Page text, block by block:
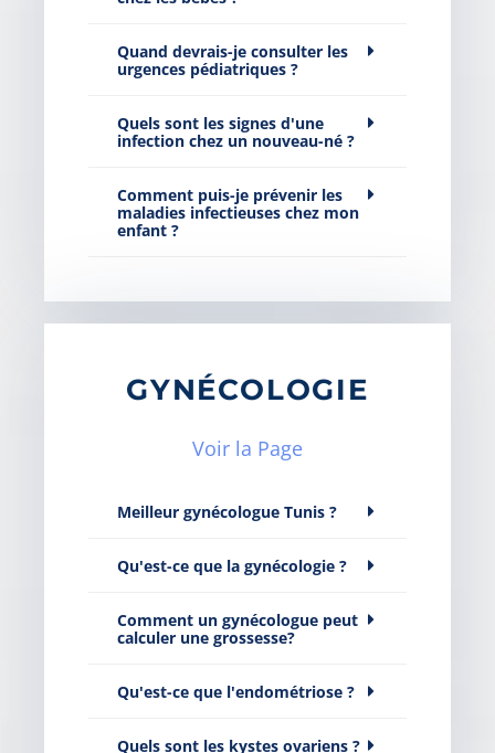
Quand devrais-je consulter les
urgences pédiatriques ?
Quels sont les signes d'une
infection chez un nouveau-né ?
Comment puis-je prévenir les
maladies infectieuses chez mon
enfant ?
GYNÉCOLOGIE
Voir la Page
Meilleur gynécologue Tunis ?
Qu'est-ce que la gynécologie ?
Comment un gynécologue peut
calculer une grossesse?
Qu'est-ce que l'endométriose ?
Quels sont les kystes ovariens ?